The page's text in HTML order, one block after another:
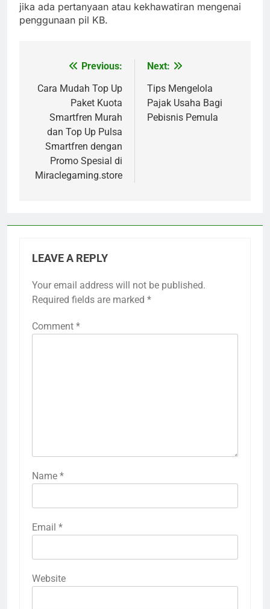
jika ada pertanyaan atau kekhawatiran mengenai
penggunaan pil KB.
navigation
Previous:
Cara Mudah Top Up
Paket Kuota
Smartfren Murah
dan Top Up Pulsa
Smartfren dengan
Promo Spesial di
Miraclegaming.store
Next:
Tips Mengelola
Pajak Usaha Bagi
Pebisnis Pemula
LEAVE A REPLY
Your email address will not be published.
Required fields are marked *
Comment *
Name *
Email *
Website